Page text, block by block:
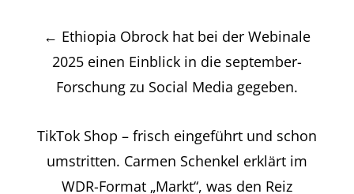
Post
navigation
← Ethiopia Obrock hat bei der Webinale
2025 einen Einblick in die september-
Forschung zu Social Media gegeben.
TikTok Shop – frisch eingeführt und schon
umstritten. Carmen Schenkel erklärt im
WDR-Format „Markt“, was den Reiz